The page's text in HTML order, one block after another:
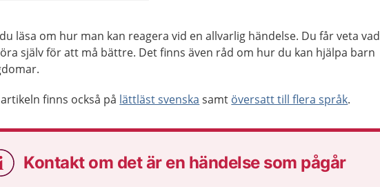
läsa om hur man kan reagera vid en allvarlig händelse. Du får veta vad
själv för att må bättre. Det finns även råd om hur du kan hjälpa barn
finns också på lättläst svenska samt översatt till flera språk.
Kontakt om det är en händelse som pågår